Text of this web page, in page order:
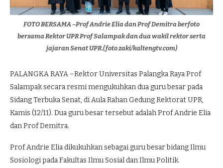
FOTO BERSAMA –Prof Andrie Elia dan Prof Demitra berfoto
bersama Rektor UPR Prof Salampak dan dua wakil rektor serta
jajaran Senat UPR.(foto zaki/kaltengtv.com)
PALANGKA RAYA –Rektor Universitas Palangka Raya Prof
Salampak secara resmi mengukuhkan dua guru besar pada
Sidang Terbuka Senat, di Aula Rahan Gedung Rektorat UPR,
Kamis (12/11). Dua guru besar tersebut adalah Prof Andrie Elia
dan Prof Demitra.
Prof Andrie Elia dikukuhkan sebagai guru besar bidang Ilmu
Sosiologi pada Fakultas Ilmu Sosial dan Ilmu Politik.